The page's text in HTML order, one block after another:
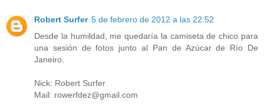
Robert Surfer 5 de febrero de 2012 a las 22:52
Desde la humildad, me quedaría la camiseta de chico para
una sesión de fotos junto al Pan de Azúcar de Río De
Janeiro.
Nick: Robert Surfer
Mail: rowerfdez@gmail.com